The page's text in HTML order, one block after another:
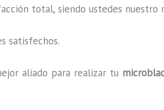
total, siendo ustedes
satisfechos.
aliado para realizar tu